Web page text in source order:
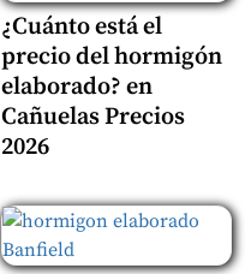
¿Cuánto está el
precio del hormigón
elaborado? en
Cañuelas Precios
2026